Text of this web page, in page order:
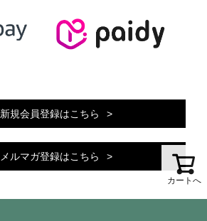
カートへ
新規会員登録はこちら
メルマガ登録はこちら